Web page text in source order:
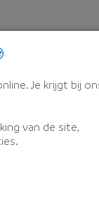
Je krijgt bij
van de site,